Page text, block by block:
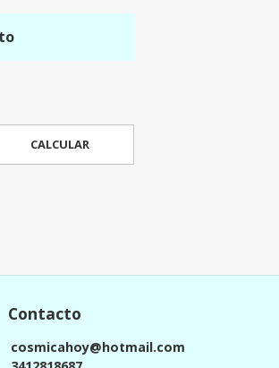
CALCULAR
Contacto
cosmicahoy@hotmail.com